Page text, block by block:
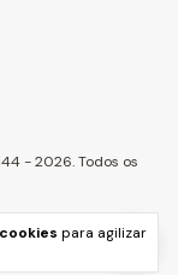
para agilizar
- 2026. Todos os